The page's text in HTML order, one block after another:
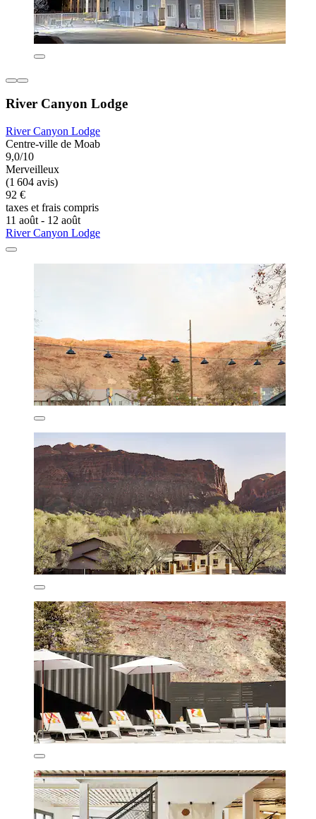
River Canyon Lodge
River Canyon Lodge
Centre-ville de Moab
9,0/10
Merveilleux
(1 604 avis)
92 €
taxes et frais compris
11 août - 12 août
River Canyon Lodge